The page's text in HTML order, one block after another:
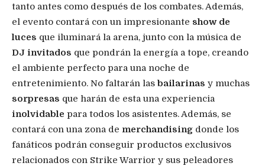
tanto antes como después de los combates. Además,
el evento contará con un impresionante show de
luces que iluminará la arena, junto con la música de
DJ invitados que pondrán la energía a tope, creando
el ambiente perfecto para una noche de
entretenimiento. No faltarán lasbailarinas y muchas
sorpresas que harán de esta una experiencia
inolvidable para todos los asistentes. Además, se
contará con una zona de merchandising donde los
fanáticos podrán conseguir productos exclusivos
relacionados con Strike Warrior y sus peleadores